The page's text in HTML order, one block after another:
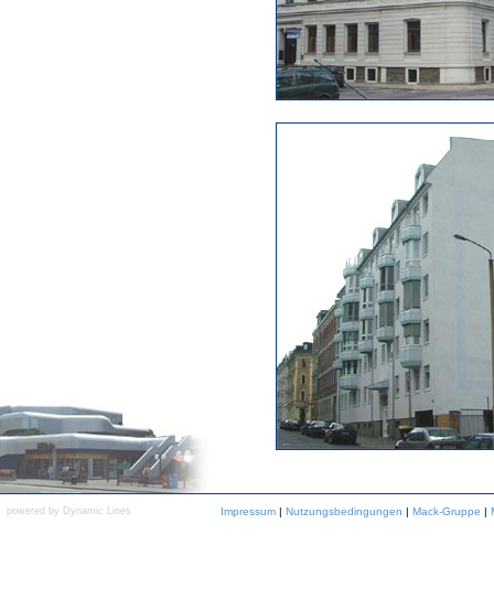
powered by Dynamic Lines Impressum | Nutzungsbedingungen | Mack-Gruppe |